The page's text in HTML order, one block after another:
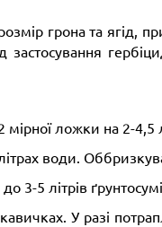
грона та ягід,
ложки на 2-4,5
води.
5 літрів
У разі